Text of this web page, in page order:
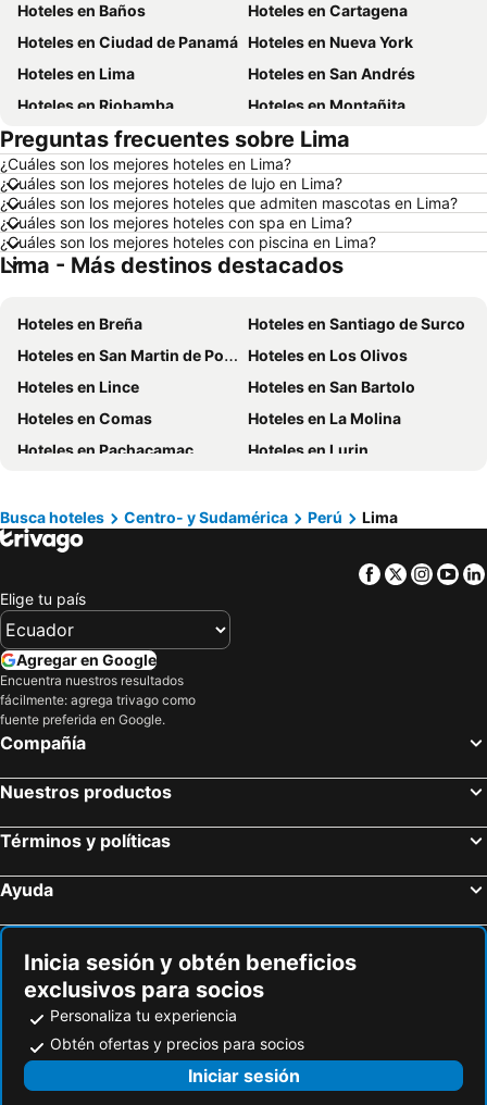
Hoteles en Baños
Hoteles en Cartagena
Hoteles en Ciudad de Panamá Hoteles en Nueva York
Hoteles en Lima
Hoteles en San Andrés
Hoteles en Riobamba
Hoteles en Montañita
Hoteles en Puerto López
Hoteles en Pedernales
Hoteles en Miami
Hoteles en Roma
Hoteles en Ambato
Hoteles en Cojimies
Hoteles en Lisboa
Hoteles en Zorritos
Hoteles en Oporto
Hoteles en Panamá
Hoteles en Curazao
Hoteles en Guatemala
Hoteles en Santa Cruz
Hoteles en Colombia
Hoteles en Campania
Hoteles en Manabí
Hoteles en Italia
Hoteles en Noruega
Hoteles en Tailandia
Hoteles en Nueva Jersey
Hoteles en Tumbes
Hoteles en Orellana
Hoteles en San Cristóbal
Preguntas frecuentes sobre Lima
¿Cuáles son los mejores hoteles en Lima?
¿Cuáles son los mejores hoteles de lujo en Lima?
¿Cuáles son los mejores hoteles que admiten mascotas en Lima?
¿Cuáles son los mejores hoteles con spa en Lima?
¿Cuáles son los mejores hoteles con piscina en Lima?
Lima - Más destinos destacados
Hoteles en Breña
Hoteles en Santiago de Surco
Hoteles en San Martin de Porres
Hoteles en Los Olivos
Hoteles en Lince
Hoteles en San Bartolo
Hoteles en Comas
Hoteles en La Molina
Hoteles en Pachacamac
Hoteles en Lurin
Hoteles en La Victoria
Hoteles en Independencia
Hoteles en Chorrillos
Hoteles en Pucusana
Hoteles en Villa María del Triunfo
Hoteles en Distrito de Puente Piedra
Hoteles en El Agustino
Hoteles en Santa Anita
Hoteles en San Juan de Miraflores
Busca hoteles Centro- y Sudamérica Perú Lima
Facebook
Twitter
Elige tu país
Agregar en Google
Encuentra nuestros resultados
fácilmente: agrega trivago como
fuente preferida en Google.
Compañía
Nuestros productos
Términos y políticas
Ayuda
Inicia sesión y obtén beneficios
exclusivos para socios
Personaliza tu experiencia
Obtén ofertas y precios para socios
Iniciar sesión